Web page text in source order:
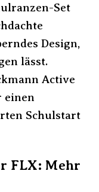
Set
Design,
lässt.
Active
einen
Schulstart
FLX: Mehr